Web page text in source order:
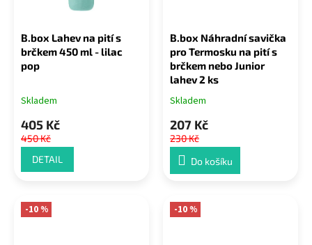
B.box Lahev na pití s
brčkem 450 ml - lilac
pop
Skladem
405 Kč
450 Kč
DETAIL
B.box Náhradní savička
pro Termosku na pití s
brčkem nebo Junior
lahev 2 ks
Skladem
207 Kč
230 Kč
Do košíku
-10 % -10 %